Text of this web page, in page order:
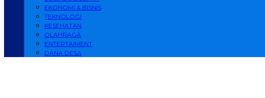
EKONOMI & BISNIS
TEKNOLOGI
KESEHATAN
OLAHRAGA
ENTERTAIMENT
DANA DESA